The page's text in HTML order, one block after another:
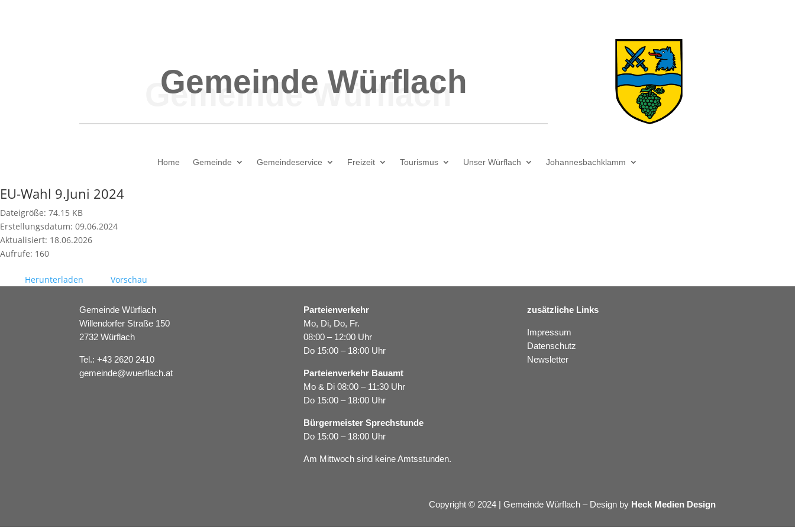
Gemeinde Würflach
Home Gemeinde Gemeindeservice Freizeit Tourismus Unser Würflach Johannesbachklamm
EU-Wahl 9.Juni 2024
Dateigröße: 74.15 KB
Erstellungsdatum: 09.06.2024
Aktualisiert: 18.06.2026
Aufrufe: 160
Herunterladen Vorschau
Gemeinde Würflach
Willendorfer Straße 150
2732 Würflach
Tel.:+43 2620 2410
gemeinde@wuerflach.at
Parteienverkehr
Mo, Di, Do, Fr.
08:00 – 12:00 Uhr
Do 15:00 – 18:00 Uhr
Parteienverkehr Bauamt
Mo & Di 08:00 – 11:30 Uhr
Do 15:00 – 18:00 Uhr
Bürgermeister Sprechstunde
Do 15:00 – 18:00 Uhr
Am Mittwoch sind keine Amtsstunden.
zusätzliche Links
Impressum
Datenschutz
Newsletter
Copyright © 2024 | Gemeinde Würflach – Design by Heck Medien Design